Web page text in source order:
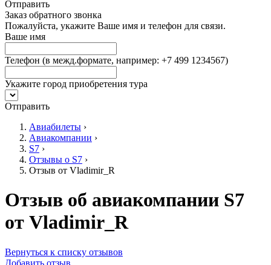
Отправить
Заказ обратного звонка
Пожалуйста, укажите Ваше имя и телефон для связи.
Ваше имя
Телефон (в межд.формате, например: +7 499 1234567)
Укажите город приобретения тура
Отправить
Авиабилеты ›
Авиакомпании ›
S7 ›
Отзывы о S7 ›
Отзыв от Vladimir_R
Отзыв об авиакомпании S7
от Vladimir_R
Вернуться к списку отзывов
Добавить отзыв